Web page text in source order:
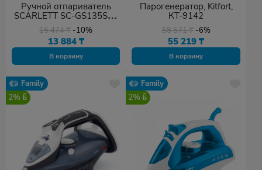
Ручной отпариватель
SCARLETT SC-GS135S04
синий
15 474₸ -10%
13 884 ₸
В корзину
Парогенератор, Kitfort,
КТ-9142
58 571₸ -6%
55 219₸
В корзину
Family
2%
Family
2%